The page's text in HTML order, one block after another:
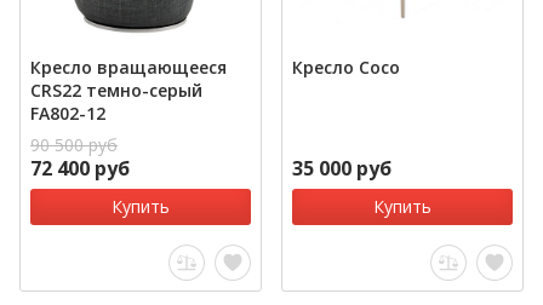
Кресло вращающееся
CRS22 темно-серый
FA802-12
90 500 руб
72 400 руб
Купить
Кресло Coco
35 000 руб
Купить